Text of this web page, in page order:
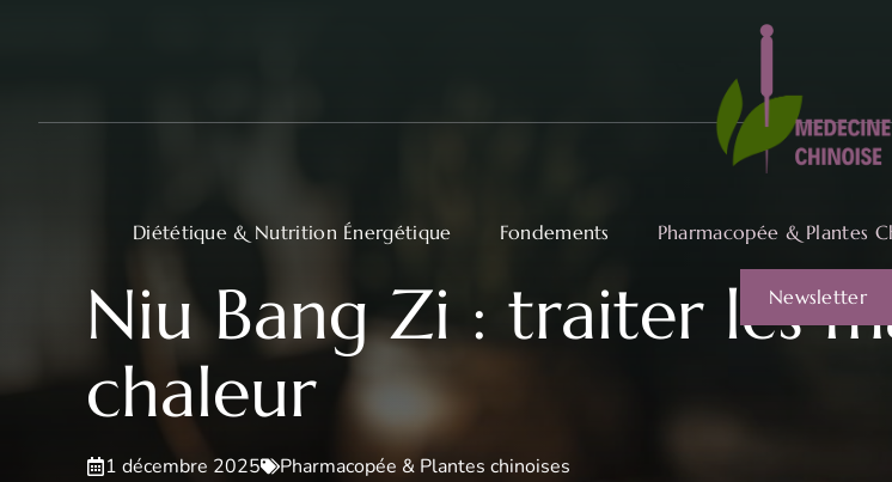
Diététique & Nutrition Énergétique Fondements Pharmacopée & Plantes
Newsletter
Niu Bang Zi : traiter les
chaleur
1 décembre 2025 Pharmacopée & Plantes chinoises